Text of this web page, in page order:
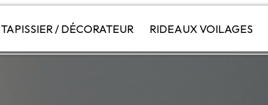
TAPISSIER / DÉCORATEUR RIDEAUX VOILAGES